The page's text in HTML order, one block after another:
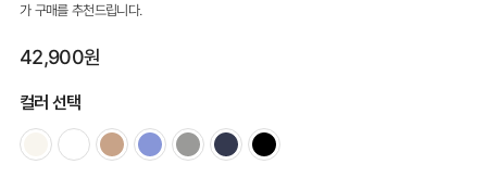
가 구매를 추천드립니다.
42,900원
컬러 선택